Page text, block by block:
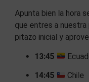
Apunta bien la hora
que entres a
pitazo inicial y
13:45
14:45 Chile